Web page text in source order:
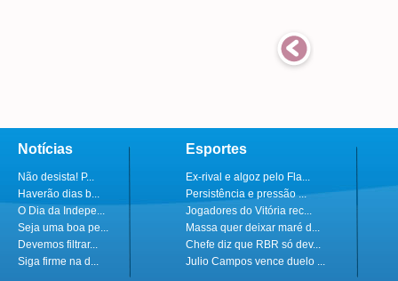
Notícias
Não desista! P...
Haverão dias b...
O Dia da Indepe...
Seja uma boa pe...
Devemos filtrar...
Siga firme na d...
Esportes
Ex-rival e algoz pelo Fla...
Persistência e pressão ...
Jogadores do Vitória rec...
Massa quer deixar maré d...
Chefe diz que RBR só dev...
Julio Campos vence duelo ...